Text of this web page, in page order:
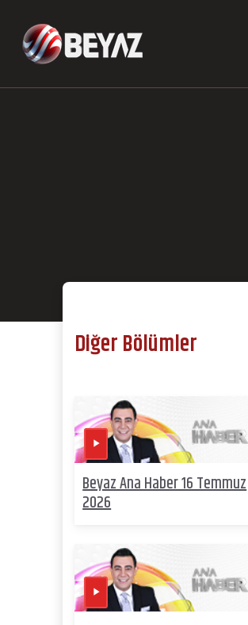
Diğer Bölümler
Beyaz Ana Haber 16 Temmuz
2026